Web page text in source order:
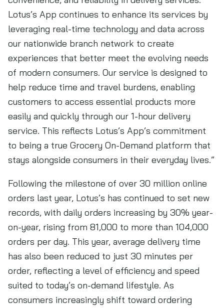
Lotus’s App continues to enhance its services by
leveraging real-time technology and data across
our nationwide branch network to create
experiences that better meet the evolving needs
of modern consumers. Our service is designed to
help reduce time and travel burdens, enabling
customers to access essential products more
easily and quickly through our 1-hour delivery
service. This reflects Lotus’s App’s commitment
to being a true Grocery On-Demand platform that
stays alongside consumers in their everyday lives.”
Following the milestone of over 30 million online
orders last year, Lotus’s has continued to set new
records, with daily orders increasing by 30% year-
on-year, rising from 81,000 to more than 104,000
orders per day. This year, average delivery time
has also been reduced to just 30 minutes per
order, reflecting a level of efficiency and speed
suited to today’s on-demand lifestyle. As
consumers increasingly shift toward ordering